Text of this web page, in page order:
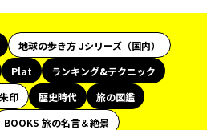
地球の歩き方 Jシリーズ（国内）
Plat
ランキング&テクニック
印 歴史時代
旅の図鑑
BOOKS 旅の名言＆絶景